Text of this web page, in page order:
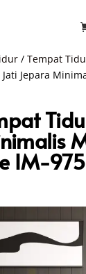
/ Tempat
Jepara
IM-975